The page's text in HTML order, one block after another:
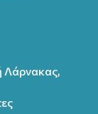
Λάρνακας,